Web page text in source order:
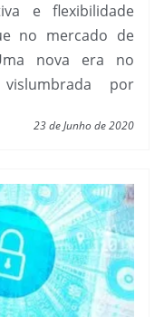
e flexibilidade
no mercado de
nova era no
por
23 de Junho de 2020